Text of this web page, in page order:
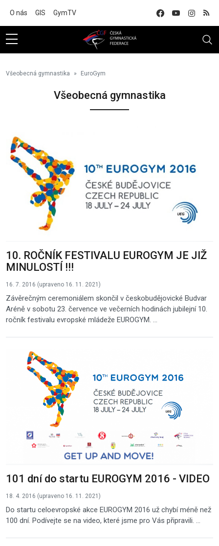
O nás GIS GymTV
Všeobecná gymnastika EuroGym
Všeobecná gymnastika
10. ROČNÍK FESTIVALU EUROGYM JE JIŽ
MINULOSTÍ !!!
16. 7. 2016 (upraveno 16. 11. 2021)
Závěrečným ceremoniálem skončil v českobudějovické Budvar
Aréně v sobotu 23. července ve večerních hodinách jubilejní 10.
ročník festivalu evropské mládeže EUROGYM. ...
101 dní do startu EUROGYM 2016 - VIDEO
18. 4. 2016 (upraveno 16. 11. 2021)
Do startu celoevropské akce EUROGYM 2016 už chybí méně než
100 dní. Podívejte se na video, které jsme pro Vás připravili. ...